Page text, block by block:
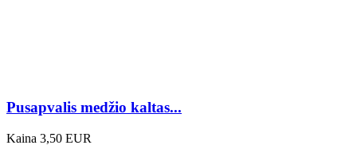
Pusapvalis medžio kaltas...
Kaina 3,50 EUR